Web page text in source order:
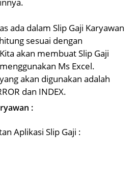
ada dalam Slip Gaji Karyawan
sesuai dengan
akan membuat Slip Gaji
Ms Excel.
akan digunakan adalah
dan INDEX.
:
Aplikasi Slip Gaji :